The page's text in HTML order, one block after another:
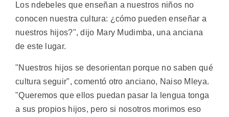
Los ndebeles que enseñan a nuestros niños no
conocen nuestra cultura: ¿cómo pueden enseñar a
nuestros hijos?", dijo Mary Mudimba, una anciana
de este lugar.
"Nuestros hijos se desorientan porque no saben qué
cultura seguir", comentó otro anciano, Naiso Mleya.
"Queremos que ellos puedan pasar la lengua tonga
a sus propios hijos, pero si nosotros morimos eso